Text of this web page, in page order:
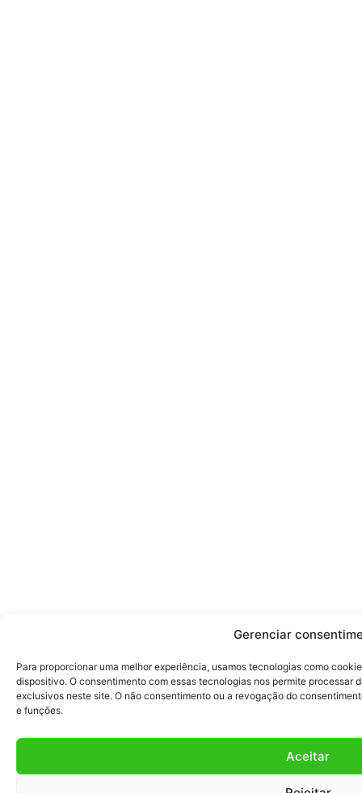
Gerenciar
Para proporcionar uma melhor experiência, usamos tecnologias como
dispositivo. O consentimento com essas tecnologias nos permite processar
exclusivos neste site. O não consentimento ou a revogação do
e funções.
Aceitar